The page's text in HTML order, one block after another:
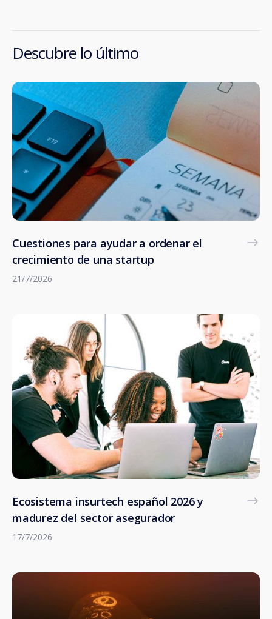
Descubre lo último
Cuestiones para ayudar a ordenar el
crecimiento de una startup
21/7/2026
Ecosistema insurtech español 2026 y
madurez del sector asegurador
17/7/2026